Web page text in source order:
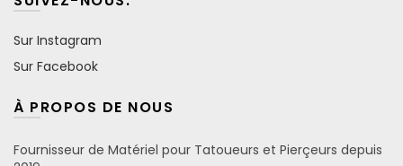
Sur Instagram
Sur Facebook
À PROPOS DE NOUS
Fournisseur de Matériel pour Tatoueurs et Pierçeurs depuis